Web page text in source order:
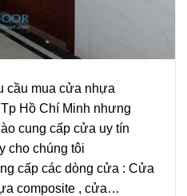
cầu mua cửa nhựa
Hồ Chí Minh nhưng
cung cấp cửa uy tín
cho chúng tôi
cấp các dòng cửa : Cửa
composite , cửa…